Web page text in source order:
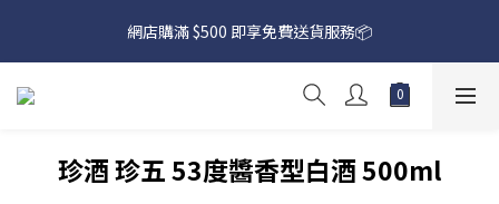
網店購滿 $500 即享免費送貨服務📦
網店購滿 $500 即享免費送貨服務📦
下載【偉成洋酒】手機應用程式，無條件送你高達$80買酒現金劵
網店購滿 $500 即享免費送貨服務📦
珍酒 珍五 53度醬香型白酒 500ml